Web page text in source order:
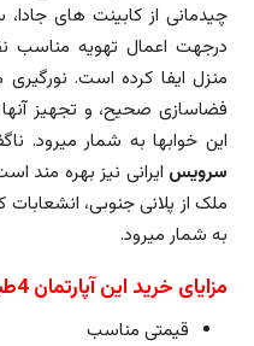
چیدمانی از کابینت های
درجهت اعمال تهویه مناسب
منزل ایفا کرده است.
فضاسازی صحیح، و تجهیز
این خوابها به شمار میرود.
سرویس ایرانی نیز بهره مند
ملک از پلانی جنوبی، انشعابات
به شمار میرود.
مزایای خرید این آپارتمان 4طبقه در بندرانزلی
قیمتی مناسب